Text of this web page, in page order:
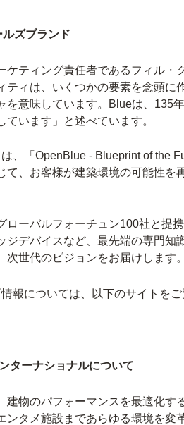
ズブランド
ケティング責任者であるフィル
ティは、いくつかの要素を念頭
を意味しています。Blueは、135
います」と述べています。
、「OpenBlue - Blueprint of the
て、お客様が建築環境の可能性
ローバルフォーチュン100社と提
ジデバイスなど、最先端の専門
世代のビジョンをお届けします。
報については、以下のサイトをご
ターナショナルについて
建物のパフォーマンスを最適化
ンタメ施設まであらゆる環境を